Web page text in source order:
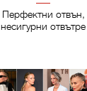
Перфектни отвън,
несигурни отвътре